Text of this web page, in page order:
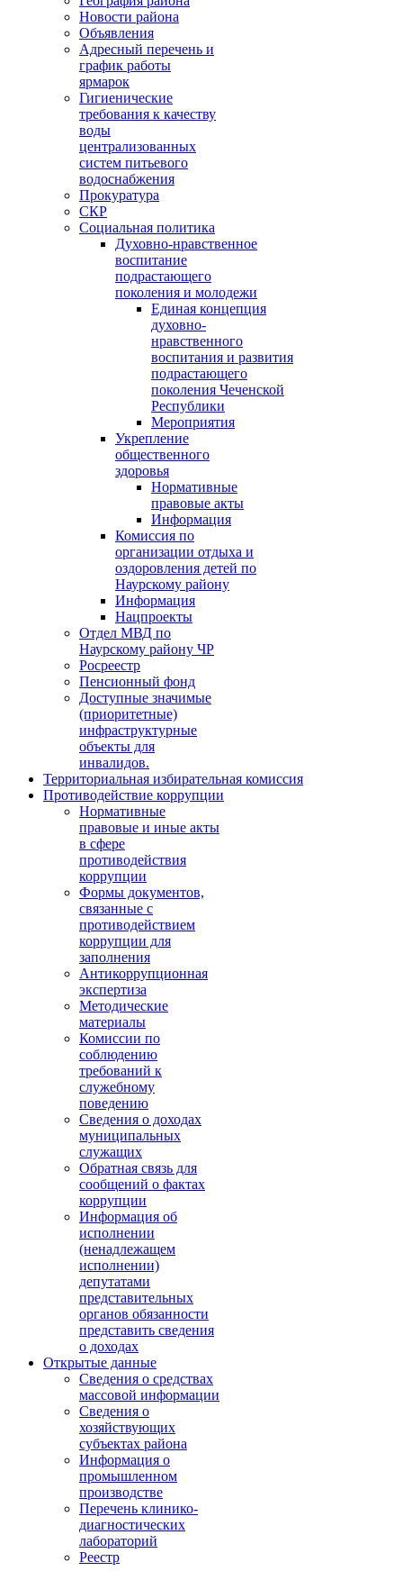
Новости района
Объявления
Адресный перечень и
график работы
ярмарок
Гигиенические
требования к качеству
воды
централизованных
систем питьевого
водоснабжения
Прокуратура
СКР
Социальная политика
Духовно-нравственное
воспитание
подрастающего
поколения и молодежи
Единая концепция
духовно-
нравственного
воспитания и развития
подрастающего
поколения Чеченской
Республики
Мероприятия
Укрепление
общественного
здоровья
Нормативные
правовые акты
Информация
Комиссия по
организации отдыха и
оздоровления детей по
Наурскому району
Информация
Нацпроекты
Отдел МВД по
Наурскому району ЧР
Росреестр
Пенсионный фонд
Доступные значимые
(приоритетные)
инфраструктурные
объекты для
инвалидов.
Территориальная избирательная комиссия
Противодействие коррупции
Нормативные
правовые и иные акты
в сфере
противодействия
коррупции
Формы документов,
связанные с
противодействием
коррупции для
заполнения
Антикоррупционная
экспертиза
Методические
материалы
Комиссии по
соблюдению
требований к
служебному
поведению
Сведения о доходах
муниципальных
служащих
Обратная связь для
сообщений о фактах
коррупции
Информация об
исполнении
(ненадлежащем
исполнении)
депутатами
представительных
органов обязанности
представить сведения
о доходах
Открытые данные
Сведения о средствах
массовой информации
Сведения о
хозяйствующих
субъектах района
Информация о
промышленном
производстве
Перечень клинико-
диагностических
лабораторий
Реестр